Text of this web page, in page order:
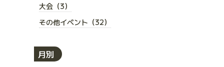
大会（3）
その他イベント（32）
月別